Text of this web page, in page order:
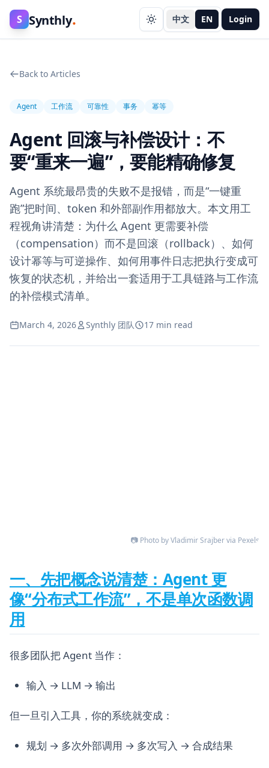
S Synthly. 中文 EN Login
Back to Articles
Agent 工作流 可靠性 事务 幂等
Agent 回滚与补偿设计：不
要“重来一遍”，要能精确修复
Agent 系统最昂贵的失败不是报错，而是“一键重
跑”把时间、token 和外部副作用都放大。本文用工
程视角讲清楚：为什么 Agent 更需要补偿
（compensation）而不是回滚（rollback）、如何
设计幂等与可逆操作、如何用事件日志把执行变成可
恢复的状态机，并给出一套适用于工具链路与工作流
的补偿模式清单。
March 4, 2026 Synthly 团队 17 min read
📷 Photo by Vladimir Srajber via Pexels
一、先把概念说清楚：Agent 更
像“分布式工作流”，不是单次函数调
用
很多团队把 Agent 当作：
输入 → LLM → 输出
但一旦引入工具，你的系统就变成：
规划 → 多次外部调用 → 多次写入 → 合成结果